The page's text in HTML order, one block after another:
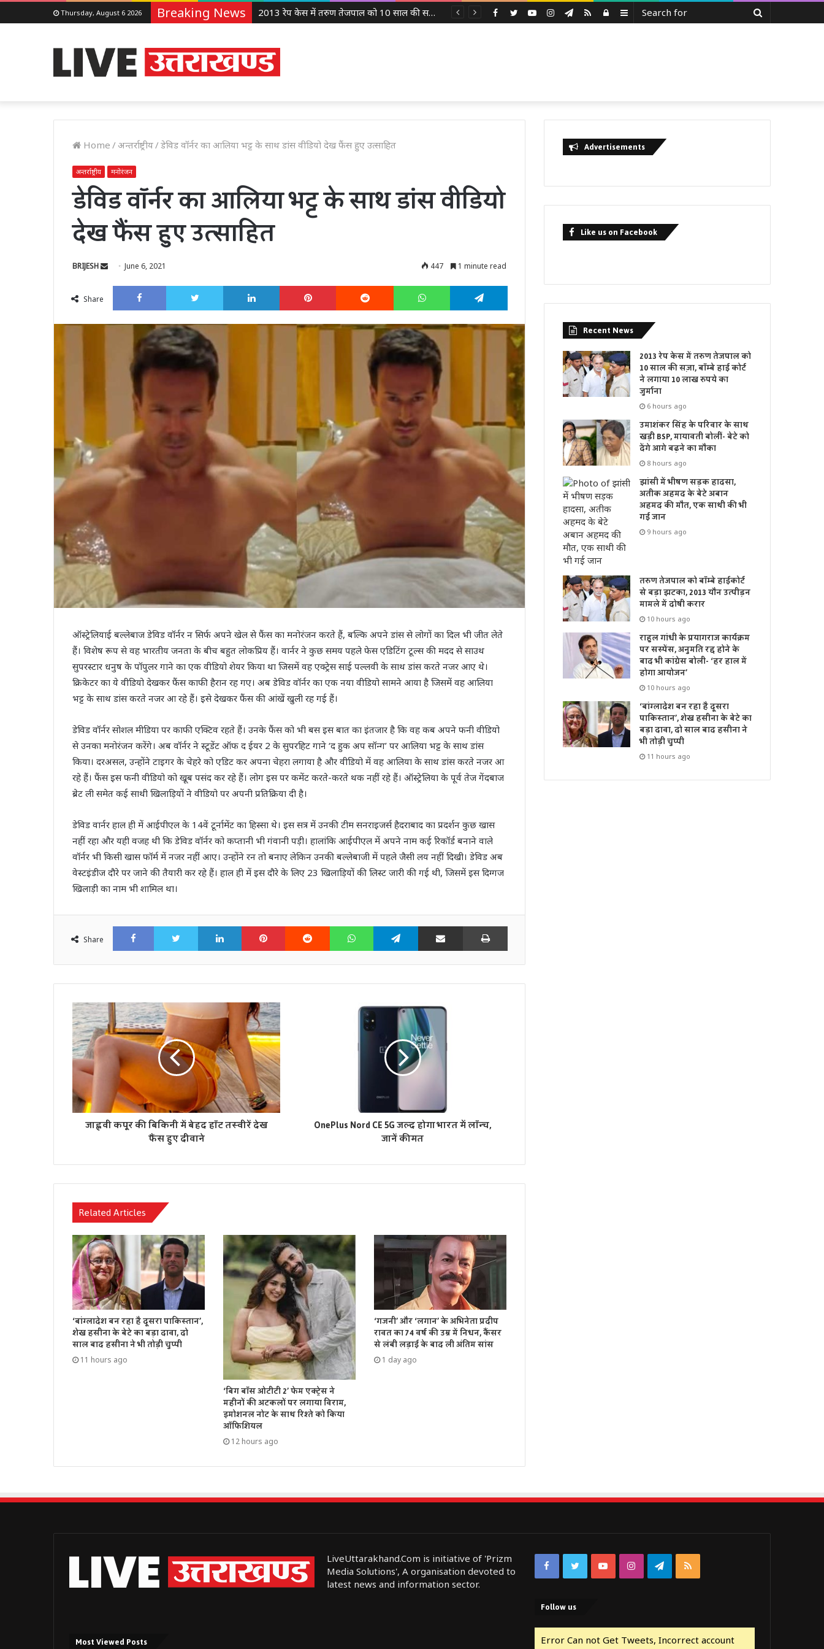
Thursday, August 6 2026 Breaking News 2013 रेप केस में तरुण तेजपाल को 10 साल की सज़ा, बॉम्बे हाई कोर्ट ने लगाया 10 लाख रुपये का जुर्माना Sidebar
Log
RSS
Telegram
Instagram
YouTube
Twitter
Facebook
Home /अन्तर्राष्ट्रीय/डेविड वॉर्नर का आलिया भट्ट के साथ डांस वीडियो देख फैंस हुए उत्साहित
अन्तर्राष्ट्रीय मनोरंजन
डेविड वॉर्नर का आलिया भट्ट के साथ डांस वीडियो
देख फैंस हुए उत्साहित
BRIJESH
SendJune 6, 2021 447 1 minute read
Share
Facebook Twitter LinkedIn Pinterest Reddit WhatsApp Telegram
ऑस्ट्रेलियाई बल्लेबाज डेविड वॉर्नर न सिर्फ अपने खेल से फैंस का मनोरंजन करते हैं, बल्कि अपने डांस से लोगों का दिल भी जीत लेते
हैं। विशेष रूप से वह भारतीय जनता के बीच बहुत लोकप्रिय हैं। वार्नर ने कुछ समय पहले फेस एडिटिंग टूल्स की मदद से साउथ
सुपरस्टार धनुष के पॉपुलर गाने का एक वीडियो शेयर किया था जिसमें वह एक्ट्रेस साई पल्लवी के साथ डांस करते नजर आए थे।
क्रिकेटर का ये वीडियो देखकर फैंस काफी हैरान रह गए। अब डेविड वॉर्नर का एक नया वीडियो सामने आया है जिसमें वह आलिया
भट्ट के साथ डांस करते नजर आ रहे हैं। इसे देखकर फैंस की आंखें खुली रह गई हैं।
डेविड वॉर्नर सोशल मीडिया पर काफी एक्टिव रहते हैं। उनके फैंस को भी बस इस बात का इंतजार है कि वह कब अपने फनी वीडियो
से उनका मनोरंजन करेंगे। अब वॉर्नर ने स्टूडेंट ऑफ द ईयर 2 के सुपरहिट गाने ‘द हुक अप सॉन्ग’ पर आलिया भट्ट के साथ डांस
किया। दरअसल, उन्होंने टाइगर के चेहरे को एडिट कर अपना चेहरा लगाया है और वीडियो में वह आलिया के साथ डांस करते नजर आ
रहे हैं। फैंस इस फनी वीडियो को खूब पसंद कर रहे हैं। लोग इस पर कमेंट करते-करते थक नहीं रहे हैं। ऑस्ट्रेलिया के पूर्व तेज गेंदबाज
ब्रेट ली समेत कई साथी खिलाड़ियों ने वीडियो पर अपनी प्रतिक्रिया दी है।
डेविड वार्नर हाल ही में आईपीएल के 14वें टूर्नामेंट का हिस्सा थे। इस सत्र में उनकी टीम सनराइजर्स हैदराबाद का प्रदर्शन कुछ खास
नहीं रहा और यही वजह थी कि डेविड वॉर्नर को कप्तानी भी गंवानी पड़ी। हालांकि आईपीएल में अपने नाम कई रिकॉर्ड बनाने वाले
वॉर्नर भी किसी खास फॉर्म में नजर नहीं आए। उन्होंने रन तो बनाए लेकिन उनकी बल्लेबाजी में पहले जैसी लय नहीं दिखी। डेविड अब
वेस्टइंडीज दौरे पर जाने की तैयारी कर रहे हैं। हाल ही में इस दौरे के लिए 23 खिलाड़ियों की लिस्ट जारी की गई थी, जिसमें इस दिग्गज
खिलाड़ी का नाम भी शामिल था।
Share
FacebookTwitter LinkedIn Pinterest Reddit WhatsAppTelegram Share via Email Print
जाह्नवी कपूर की बिकिनी में बेहद हॉट तस्वीरें देख
फैंस हुए दीवाने
OnePlus Nord CE 5G जल्द होगा भारत में लॉन्च,
जानें कीमत
Related Articles
‘बांग्लादेश बन रहा है दूसरा पाकिस्तान’,
शेख हसीना के बेटे का बड़ा दावा, दो
साल बाद हसीना ने भी तोड़ी चुप्पी
11 hours ago
‘बिग बॉस ओटीटी 2’ फेम एक्ट्रेस ने
महीनों की अटकलों पर लगाया विराम,
इमोशनल नोट के साथ रिश्ते को किया
ऑफिशियल
12 hours ago
‘गजनी’ और ‘लगान’ के अभिनेता प्रदीप
रावत का 74 वर्ष की उम्र में निधन, कैंसर
से लंबी लड़ाई के बाद ली अंतिम सांस
1 day ago
Advertisements
Like us on Facebook
Recent News
2013 रेप केस में तरुण तेजपाल को
10 साल की सज़ा, बॉम्बे हाई कोर्ट
ने लगाया 10 लाख रुपये का
जुर्माना
6 hours ago
उमाशंकर सिंह के परिवार के साथ
खड़ी BSP, मायावती बोलीं- बेटे को
देंगे आगे बढ़ने का मौका
8 hours ago
झांसी में भीषण सड़क हादसा,
अतीक अहमद के बेटे अबान
अहमद की मौत, एक साथी की भी
गई जान
9 hours ago
तरुण तेजपाल को बॉम्बे हाईकोर्ट
से बड़ा झटका, 2013 यौन उत्पीड़न
मामले में दोषी करार
10 hours ago
राहुल गांधी के प्रयागराज कार्यक्रम
पर सस्पेंस, अनुमति रद्द होने के
बाद भी कांग्रेस बोली- ‘हर हाल में
होगा आयोजन’
10 hours ago
‘बांग्लादेश बन रहा है दूसरा
पाकिस्तान’, शेख हसीना के बेटे का
बड़ा दावा, दो साल बाद हसीना ने
भी तोड़ी चुप्पी
11 hours ago
LiveUttarakhand.Com is initiative of 'Prizm
Media Solutions', A organisation devoted to
latest news and information sector.
Most Viewed Posts
FacebookTwitterYouTubeInstagramTelegram
RSS
Follow us
Error Can not Get Tweets, Incorrect account